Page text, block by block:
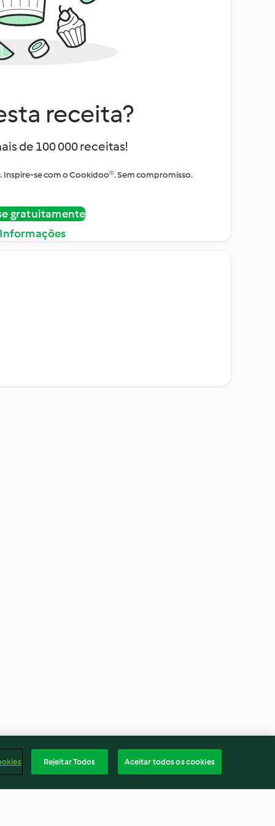
receita?
de 100 000 receitas!
Inspire-se com o Cookidoo®. Sem compromisso.
gratuitamente
Rejeitar Todos Aceitar todos os cookies